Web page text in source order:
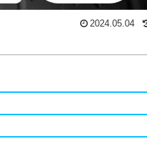
2024.05.04